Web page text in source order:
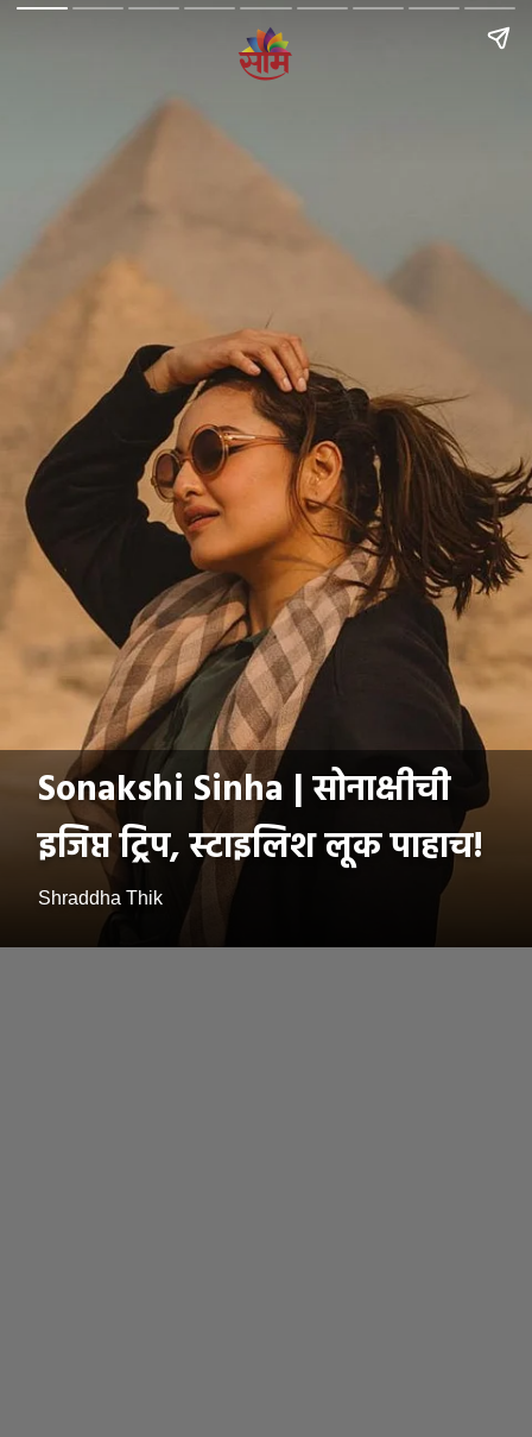
Sonakshi Sinha | सोनाक्षीची
इजिप्त ट्रिप, स्टाइलिश लूक पाहाच!
Shraddha Thik